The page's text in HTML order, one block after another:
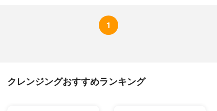
1
クレンジングおすすめランキング